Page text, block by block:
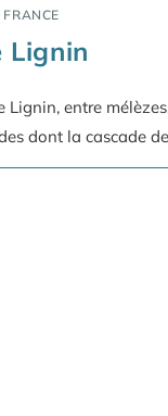
Lignin
entre
dont la cascade